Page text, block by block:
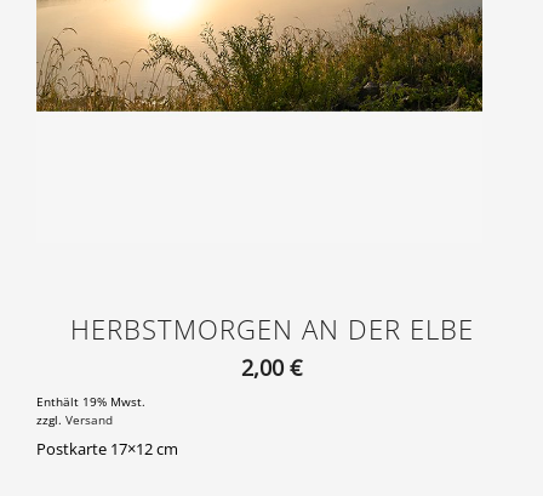
HERBSTMORGEN AN DER ELBE
2,00 €
Enthält 19% Mwst.
zzgl. Versand
Postkarte 17×12 cm